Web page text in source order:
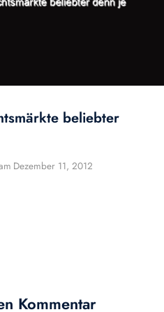
beliebter
Dezember 11, 2012
Kommentar